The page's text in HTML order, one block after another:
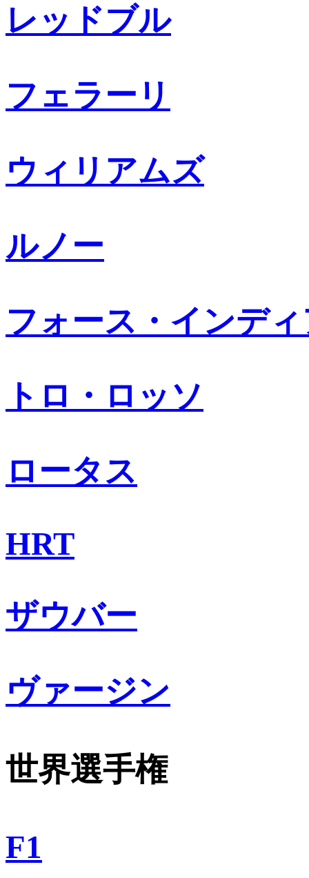
レッドブル
フェラーリ
ウィリアムズ
ルノー
フォース・インデ
トロ・ロッソ
ロータス
HRT
ザウバー
ヴァージン
世界選手権
F1